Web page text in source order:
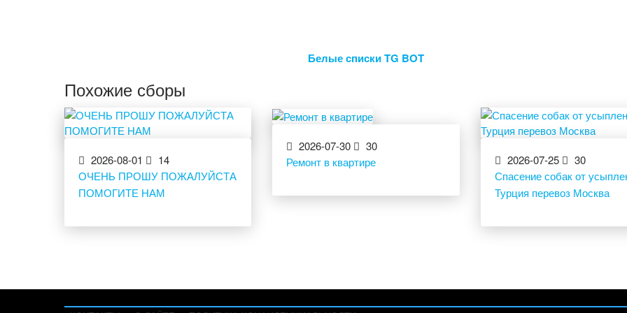
Белые списки TG BOT
Похожие сборы
2026-08-01
14
ОЧЕНЬ ПРОШУ ПОЖАЛУЙСТА
ПОМОГИТЕ НАМ
2026-07-30
30
Ремонт в квартире
2026-07-25
30
Спасение собак от
Турция перевоз Москва